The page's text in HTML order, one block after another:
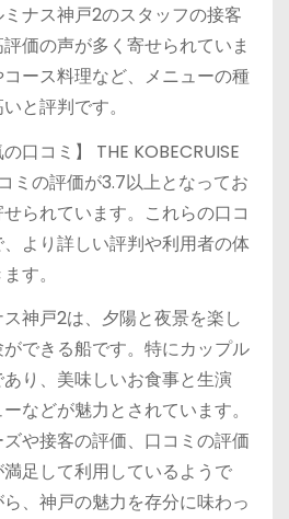
ナス神戸2のスタッフの接客
価の声が多く寄せられていま
ース料理など、メニューの種
と評判です。
口コミ】 THE KOBECRUISE
ミの評価が3.7以上となってお
られています。これらの口コ
より詳しい評判や利用者の体
す。
神戸2は、夕陽と夜景を楽し
できる船です。特にカップル
り、美味しいお食事と生演
などが魅力とされています。
や接客の評価、口コミの評価
足して利用しているようで
、神戸の魅力を存分に味わっ